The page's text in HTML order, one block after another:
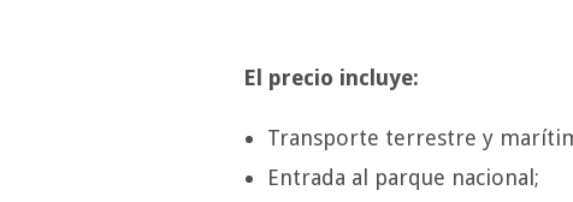
El precio incluye:
Transporte terrestre y
Entrada al parque nacional;